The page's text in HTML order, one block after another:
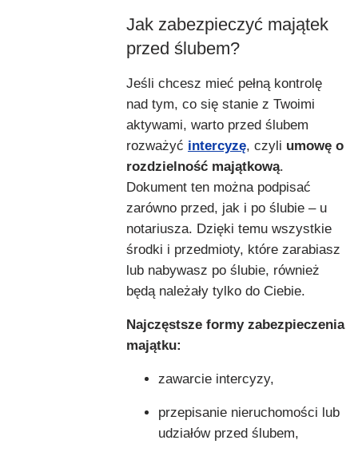
Jak zabezpieczyć majątek
przed ślubem?
Jeśli chcesz mieć pełną kontrolę
nad tym, co się stanie z Twoimi
aktywami, warto przed ślubem
rozważyć intercyzę, czyli umowę o
rozdzielność majątkową.
Dokument ten można podpisać
zarówno przed, jak i po ślubie – u
notariusza. Dzięki temu wszystkie
środki i przedmioty, które zarabiasz
lub nabywasz po ślubie, również
będą należały tylko do Ciebie.
Najczęstsze formy zabezpieczenia
majątku:
zawarcie intercyzy,
przepisanie nieruchomości lub
udziałów przed ślubem,